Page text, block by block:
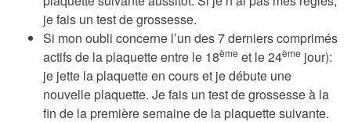
je fais un test de grossesse.
Si mon oubli concerne l’un des 7 derniers comprimés
actifs de la plaquette entre le 18ème et le 24ème jour):
je jette la plaquette en cours et je débute une
nouvelle plaquette. Je fais un test de grossesse à la
fin de la première semaine de la plaquette suivante.